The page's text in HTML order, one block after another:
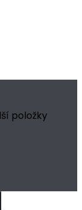
položky